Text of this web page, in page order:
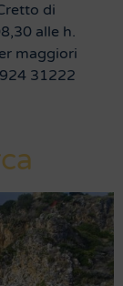
di
alle h.
maggiori
31222